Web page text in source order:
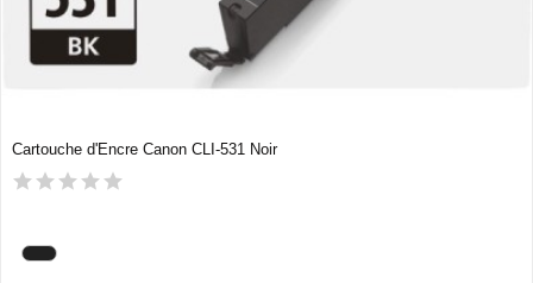
Cartouche d'Encre Canon CLI-531 Noir